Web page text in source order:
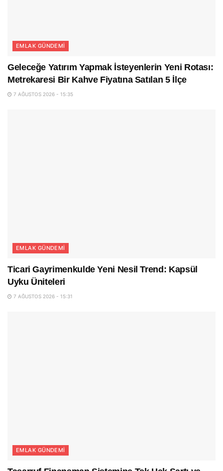
EMLAK GÜNDEMI
Geleceğe Yatırım Yapmak İsteyenlerin Yeni Rotası:
Metrekaresi Bir Kahve Fiyatına Satılan 5 İlçe
7 AĞUSTOS 2026 - 15:35
EMLAK GÜNDEMI
Ticari Gayrimenkulde Yeni Nesil Trend: Kapsül
Uyku Üniteleri
7 AĞUSTOS 2026 - 15:31
EMLAK GÜNDEMI